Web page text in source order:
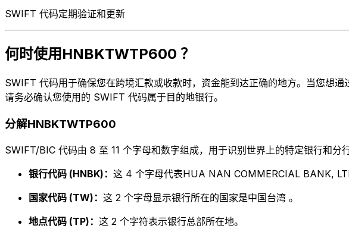
SWIFT 代码定期验证和更新
何时使用HNBKTWTP600 ？
SWIFT 代码用于确保您在跨境汇款或收款时，资金能到达正确的地方。当您想
请务必确认您使用的 SWIFT 代码属于目的地银行。
分解HNBKTWTP600
SWIFT/BIC 代码由 8 至 11 个字母和数字组成，用于识别世界上的特定银行和分行
银行代码 (HNBK)： 这 4 个字母代表HUA NAN COMMERCIAL BANK,
国家代码 (TW)： 这 2 个字母显示银行所在的国家是中国台湾 。
地点代码 (TP)： 这 2 个字符表示银行总部所在地。